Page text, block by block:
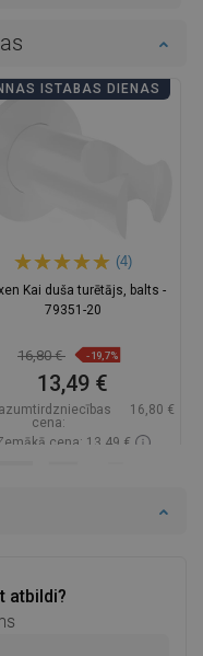
atbildi?
ISTABAS DIENAS
(4)
Kai duša turētājs, balts -
79351-20
16,80 € -19,7%
13,49 €
cena:
16,80 €
cena: 13,49 €